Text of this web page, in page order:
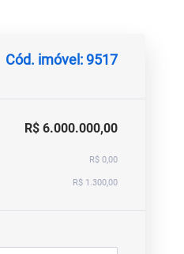
Cód. imóvel: 9517
R$ 6.000.000,00
R$ 0,00
R$ 1.300,00